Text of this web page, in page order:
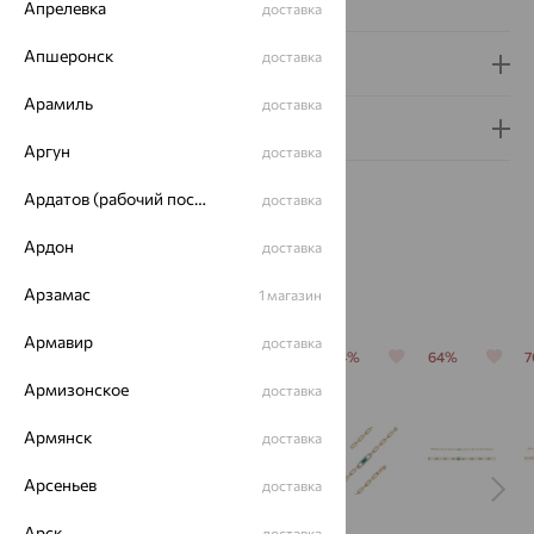
Доставка и оплата
Похожие изделия
64% 64% 64%
Апрелевка доставка
Апшеронск доставка
Арамиль доставка
Аргун доставка
Ардатов (рабочий поселок) доставка
Ардон доставка
Арзамас 1 магазин
Армавир доставка
Армизонское доставка
Армянск доставка
Арсеньев доставка